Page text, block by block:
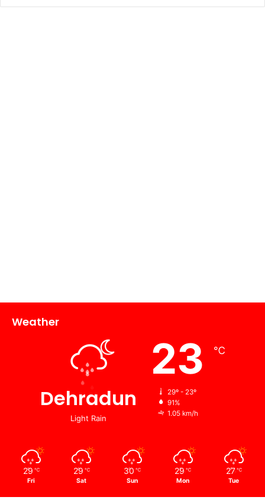
Weather
Dehradun
Light Rain
23 ℃
29º - 23º
91%
1.05 km/h
29 ℃
Fri
29 ℃
Sat
30 ℃
Sun
29 ℃
Mon
27 ℃
Tue